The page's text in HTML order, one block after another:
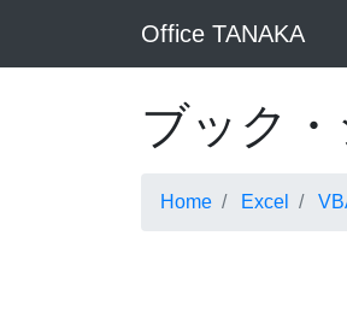
Office TANAKA
ブック
Home Excel